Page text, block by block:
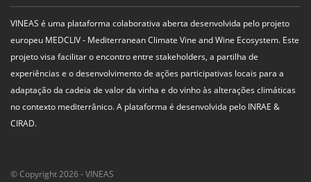
VINEAS é uma plataforma colaborativa aberta desenvolvida pelo projeto
europeu MEDCLIV - Mediterranean Climate Vine and Wine Ecosystem. Este
projeto visa facilitar o encontro entre stakeholders, a partilha de
experiências e o desenvolvimento de ações participativas locais para a
adaptação da cadeia de valor da vinha e do vinho às alterações climáticas
no contexto mediterrânico. A plataforma é desenvolvida pelo INRAE &
CIRAD.
© Copyright 2026 - VINEAS